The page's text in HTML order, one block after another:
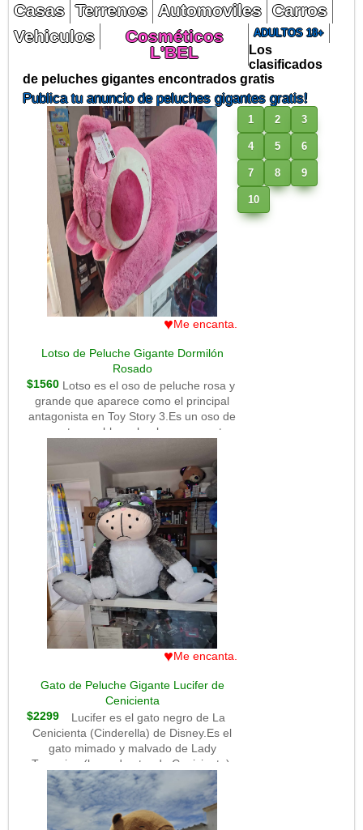
Casas Terrenos Automoviles Carros
Vehiculos
Cosméticos
L'BEL
ADULTOS 18+
Los
clasificados
de peluches gigantes encontrados gratis
Publica tu anuncio de peluches gigantes gratis!
♥Me encanta.
Lotso de Peluche Gigante Dormilón
Rosado
$1560 Lotso es el oso de peluche rosa y
grande que aparece como el principal
antagonista en Toy Story 3.Es un oso de
aspecto amable y abuelo, con acento
como el líder carismático de los juguetes
en la guardería Sunnyside. En realidad
es un personaje vengativo, manipulador
y cruel, que controla a los demás
juguetes con un sistema de privilegios y
castigos.
♥Me encanta.
Gato de Peluche Gigante Lucifer de
Cenicienta
$2299
Lucifer es el gato negro de La
Cenicienta (Cinderella) de Disney.Es el
gato mimado y malvado de Lady
Tremaine (la madrastra de Cenicienta).
Es gordo, egoísta, perezoso y siempre
está persiguiendo a los ratones Jaq y
Gus.
1 2 3
4 5 6
7 8 9
10